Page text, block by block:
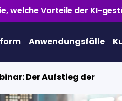
welche Vorteile der KI-
Anwendungsfälle
Der Aufstieg der